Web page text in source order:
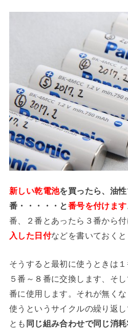
新しい乾電池を買ったら、油
番・・・・・と番号を付けます
番、２番とあったら３番から付
入した日付などを書いておくと
そうすると最初に使うときは
５番～８番に交換します、そ
番に使用します。それが無く
使うというサイクルの繰り返
とも 同じ組み合わせで同じ消